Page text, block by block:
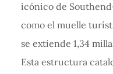
icónico de
como el muelle
se extiende 1,34
Esta estructura